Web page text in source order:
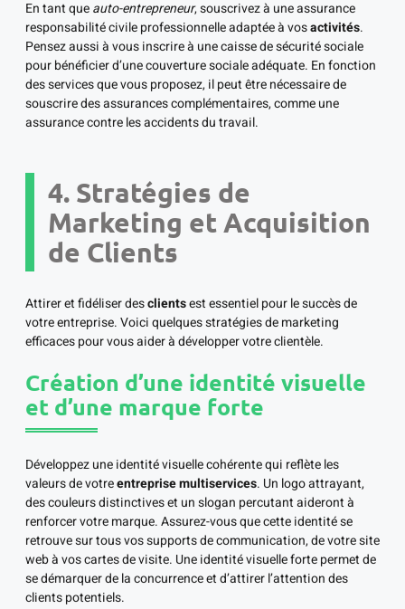
En tant queauto-entrepreneur, souscrivez à une assurance
responsabilité civile professionnelle adaptée à vosactivités.
Pensez aussi à vous inscrire à une caisse de sécurité sociale
pour bénéficier d’une couverture sociale adéquate. En fonction
des services que vous proposez, il peut être nécessaire de
souscrire des assurances complémentaires, comme une
assurance contre les accidents du travail.
4. Stratégies de
Marketing et Acquisition
de Clients
Attirer et fidéliser desclientsest essentiel pour le succès de
votre entreprise. Voici quelques stratégies de marketing
efficaces pour vous aider à développer votre clientèle.
Création d’une identité visuelle
et d’une marque forte
Développez une identité visuelle cohérente qui reflète les
valeurs de votreentreprise multiservices. Un logo attrayant,
des couleurs distinctives et un slogan percutant aideront à
renforcer votre marque. Assurez-vous que cette identité se
retrouve sur tous vos supports de communication, de votre site
web à vos cartes de visite. Une identité visuelle forte permet de
se démarquer de la concurrence et d’attirer l’attention des
clients potentiels.